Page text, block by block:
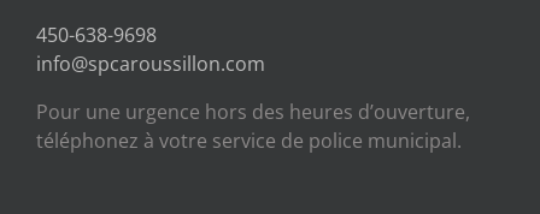
450-638-9698
info@spcaroussillon.com
Pour une urgence hors des heures d’ouverture,
téléphonez à votre service de police municipal.